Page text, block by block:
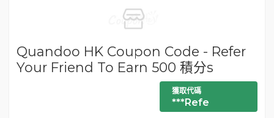
Quandoo HK Coupon Code - Refer
Your Friend To Earn 500 積分s
獲取代碼
***Refe